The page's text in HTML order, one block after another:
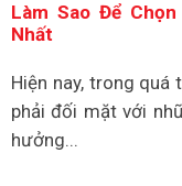
Làm Sao Để
Nhất
Hiện nay, trong
phải đối mặt với
hưởng...